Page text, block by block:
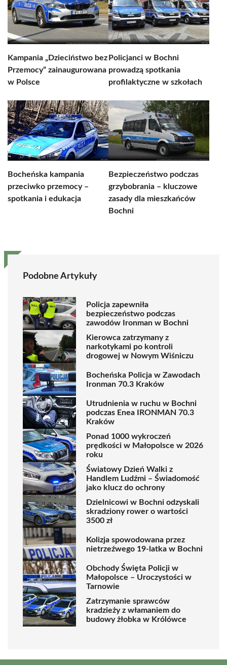
Kampania „Dzieciństwo bez
Przemocy” zainaugurowana
w Polsce
Policjanci w Bochni
prowadzą spotkania
profilaktyczne w szkołach
Bocheńska kampania
przeciwko przemocy –
spotkania i edukacja
Bezpieczeństwo podczas
grzybobrania – kluczowe
zasady dla mieszkańców
Bochni
Podobne Artykuły
Policja zapewniła
bezpieczeństwo podczas
zawodów Ironman w Bochni
Kierowca zatrzymany z
narkotykami po kontroli
drogowej w Nowym Wiśniczu
Bocheńska Policja w Zawodach
Ironman 70.3 Kraków
Utrudnienia w ruchu w Bochni
podczas Enea IRONMAN 70.3
Kraków
Ponad 1000 wykroczeń
prędkości w Małopolsce w 2026
roku
Światowy Dzień Walki z
Handlem Ludźmi – Świadomość
jako klucz do ochrony
Dzielnicowi w Bochni odzyskali
skradziony rower o wartości
3500 zł
Kolizja spowodowana przez
nietrzeźwego 19-latka w Bochni
Obchody Święta Policji w
Małopolsce – Uroczystości w
Tarnowie
Zatrzymanie sprawców
kradzieży z włamaniem do
budowy żłobka w Królówce